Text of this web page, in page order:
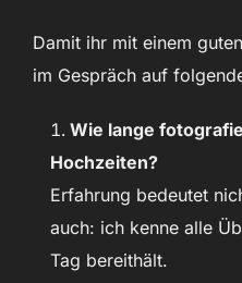
Damit ihr mit einem
im Gespräch auf
Wie lange
Hochzeiten?
Erfahrung bedeutet
auch: ich kenne alle
Tag bereithält.